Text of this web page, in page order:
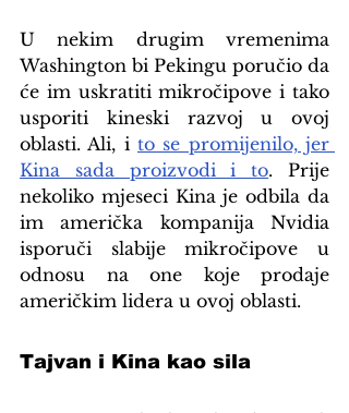
U nekim drugim vremenima
Washington bi Pekingu poručio da
će im uskratiti mikročipove i tako
usporiti kineski razvoj u ovoj
oblasti. Ali, i to se promijenilo, jer
Kina sada proizvodi i to. Prije
nekoliko mjeseci Kina je odbila da
im američka kompanija Nvidia
isporuči slabije mikročipove u
odnosu na one koje prodaje
američkim lidera u ovoj oblasti.
Tajvan i Kina kao sila